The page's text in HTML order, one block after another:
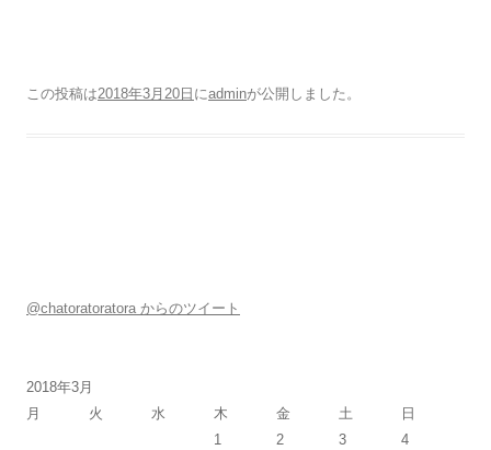
この投稿は2018年3月20日 にadminが公開しました 。
@chatoratoratora からのツイート
2018年3月
月
火 水 木 金 土
日
1
2 3
4